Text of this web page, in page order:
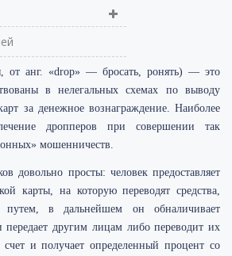
от анг. «drop» — бросать, ронять) — это
в нелегальных схемах по выводу
за денежное вознаграждение. Наиболее
дропперов при совершении так
мошенничеств.
довольно просты: человек предоставляет
карты, на которую переводят средства,
путем, в дальнейшем он обналичивает
другим лицам либо переводит их
и получает определенный процент со